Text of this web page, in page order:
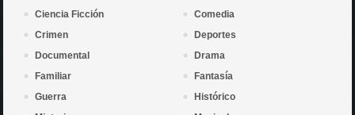
Ciencia Ficción
Comedia
Crimen
Deportes
Documental
Drama
Familiar
Fantasía
Guerra
Histórico